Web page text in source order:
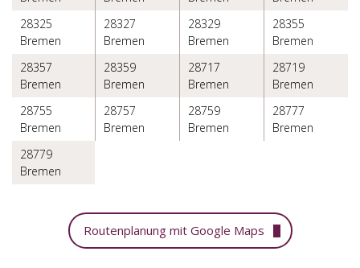
28325
Bremen
28327
Bremen
28329
Bremen
28355
Bremen
28357
Bremen
28359
Bremen
28717
Bremen
28719
Bremen
28755
Bremen
28757
Bremen
28759
Bremen
28777
Bremen
28779
Bremen
Routenplanung mit Google Maps